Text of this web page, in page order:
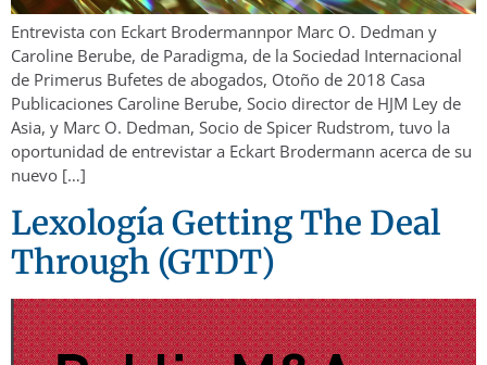
Entrevista con Eckart Brodermannpor Marc O. Dedman y
Caroline Berube, de Paradigma, de la Sociedad Internacional
de Primerus Bufetes de abogados, Otoño de 2018 Casa
Publicaciones Caroline Berube, Socio director de HJM Ley de
Asia, y Marc O. Dedman, Socio de Spicer Rudstrom, tuvo la
oportunidad de entrevistar a Eckart Brodermann acerca de su
nuevo […]
Lexología Getting The Deal
Through (GTDT)